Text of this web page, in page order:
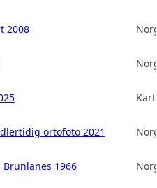
2008
ortofoto 2021
1966